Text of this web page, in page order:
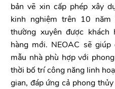
bản vẽ xin cấp phép xây
kinh nghiệm trên 10
thường xuyên được
hàng mới. NEOAC sẽ
mẫu nhà phù hợp với
thời bố trí công năng linh
gian, đáp ứng cả phong